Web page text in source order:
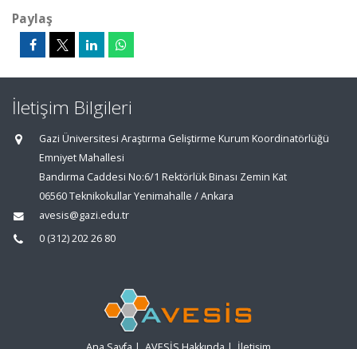
Paylaş
İletişim Bilgileri
Gazi Üniversitesi Araştırma Geliştirme Kurum Koordinatörlüğü
Emniyet Mahallesi
Bandırma Caddesi No:6/1 Rektörlük Binası Zemin Kat
06560 Teknikokullar Yenimahalle / Ankara
avesis@gazi.edu.tr
0 (312) 202 26 80